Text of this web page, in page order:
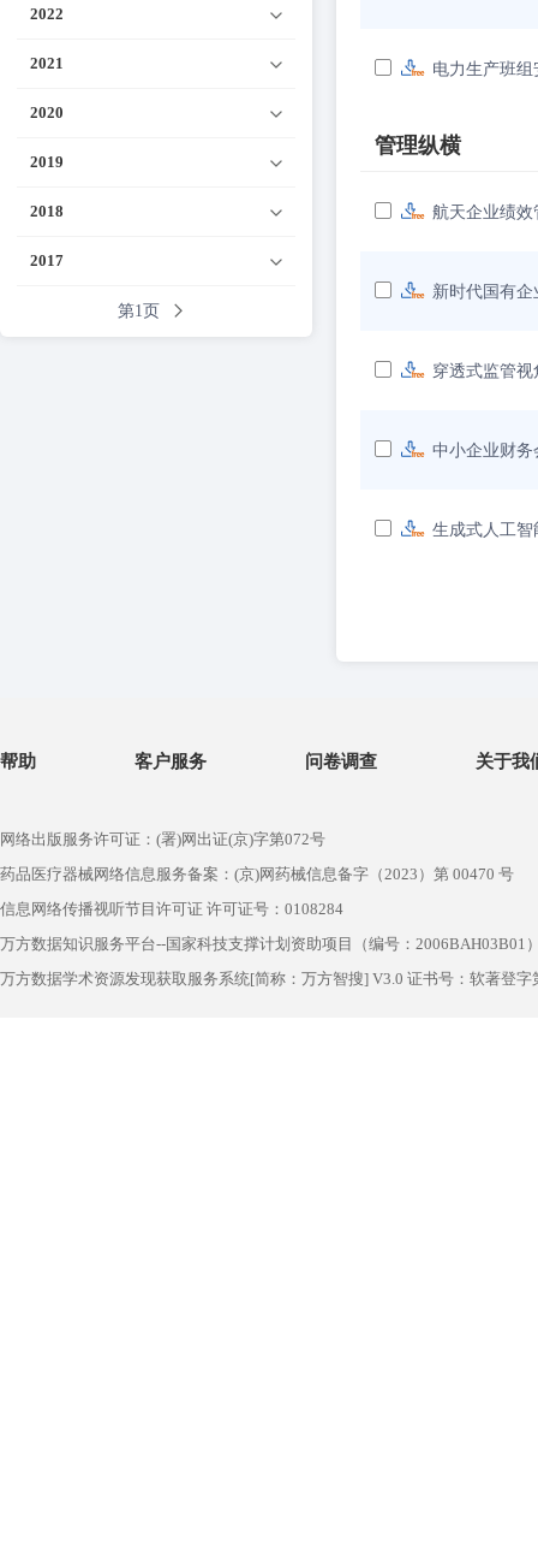
2022
2021
2020
2019
2018
2017
第1页
电力生产班
管理纵横
航天企业绩
新时代国有
穿透式监管
中小企业财
生成式人工智
帮助 客户服务 问卷调查 关于我
网络出版服务许可证：(署)网出证(京)字第072号
药品医疗器械网络信息服务备案：(京)网药械信息备字（2023）第 00470 号
信息网络传播视听节目许可证 许可证号：0108284
万方数据知识服务平台--国家科技支撑计划资助项目（编号：2006BAH03B01
万方数据学术资源发现获取服务系统[简称：万方智搜] V3.0 证书号：软著登字